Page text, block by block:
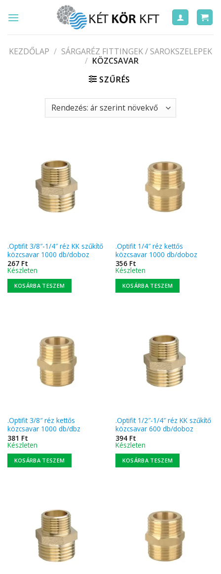
KEZDŐLAP / SÁRGARÉZ FITTINGEK / SAROKSZELEPEK
/ KÖZCSAVAR
SZŰRÉS
.Optifit 3/8″-1/4″ réz KK szűkítő
közcsavar 1000 db/doboz
267 Ft
Készleten
KOSÁRBA TESZEM
.Optifit 1/4″ réz kettős
közcsavar 1000 db/doboz
356 Ft
Készleten
KOSÁRBA TESZEM
.Optifit 3/8″ réz kettős
közcsavar 1000 db/dbz
381 Ft
Készleten
KOSÁRBA TESZEM
.Optifit 1/2″-1/4″ réz KK szűkítő
közcsavar 600 db/doboz
394 Ft
Készleten
KOSÁRBA TESZEM